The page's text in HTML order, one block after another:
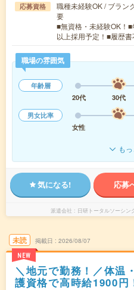
応募資格
職種未経験OK / ブラン
要
■無資格・未経験OK！
以上採用予定！■履歴
職場の雰囲気
年齢層
20代
30代
男女比率
女性
も
気になる! 応募
派遣会社 日研トータルソーシ
未読
NEW
掲載日 2026/08/07
＼地元で勤務！／体温
護資格で高時給1900円